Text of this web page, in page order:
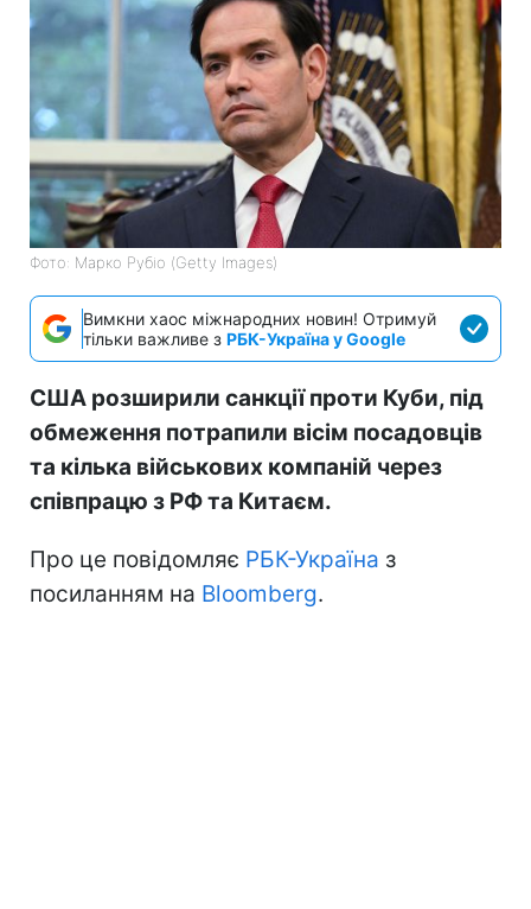
Фото: Марко Рубіо (Getty Images)
Вимкни хаос міжнародних новин! Отримуй
тільки важливе з РБК-Україна у Google
США розширили санкції проти Куби, під
обмеження потрапили вісім посадовців
та кілька військових компаній через
співпрацю з РФ та Китаєм.
Про це повідомляє РБК-Україна з
посиланням на Bloomberg.